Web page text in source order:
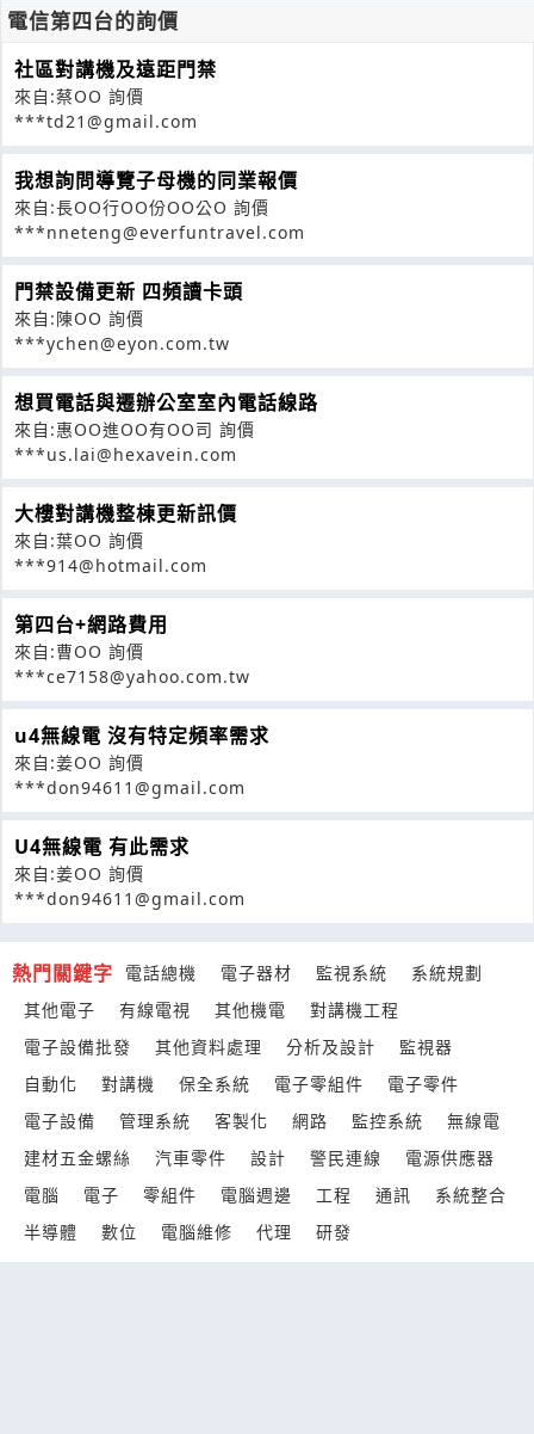
電信第四台的詢價
社區對講機及遠距門禁
來自:蔡OO 詢價
***td21@gmail.com
我想詢問導覽子母機的同業報價
來自:長OO行OO份OO公O 詢價
***nneteng@everfuntravel.com
門禁設備更新 四頻讀卡頭
來自:陳OO 詢價
***ychen@eyon.com.tw
想買電話與遷辦公室室內電話線路
來自:惠OO進OO有OO司 詢價
***us.lai@hexavein.com
大樓對講機整棟更新訊價
來自:葉OO 詢價
***914@hotmail.com
第四台+網路費用
來自:曹OO 詢價
***ce7158@yahoo.com.tw
u4無線電 沒有特定頻率需求
來自:姜OO 詢價
***don94611@gmail.com
U4無線電 有此需求
來自:姜OO 詢價
***don94611@gmail.com
熱門關鍵字 電話總機 電子器材 監視系統
系統規劃
其他電子
有線電視 其他機電
對講機工程
電子設備批發
其他資料處理 分析及設計
監視器
自動化
對講機 保全系統 電子零組件
電子零件
電子設備
管理系統 客製化 網路 監控系統
無線電
建材五金螺絲
汽車零件 設計 警民連線
電源供應器
電腦
電子 零組件 電腦週邊 工程 通訊
系統整合
半導體
數位 電腦維修 代理 研發